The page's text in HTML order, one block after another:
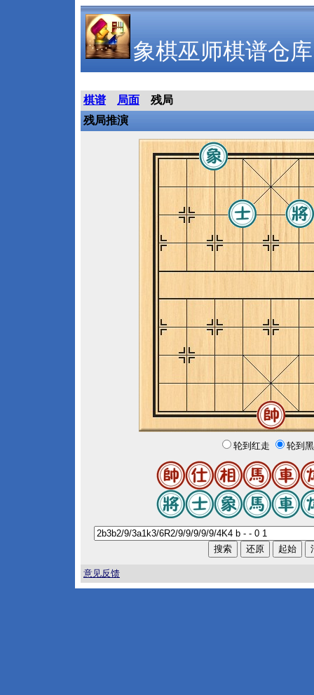
象棋巫师棋谱仓库
棋谱 局面
残局
残局推演
轮到红走 轮到
意见反馈